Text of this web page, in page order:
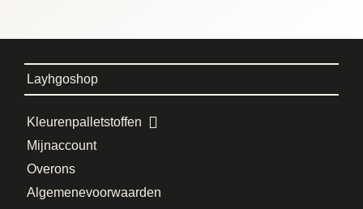
Layhgoshop
Kleurenpallet stoffen
Mijn account
Over ons
Algemene voorwaarden